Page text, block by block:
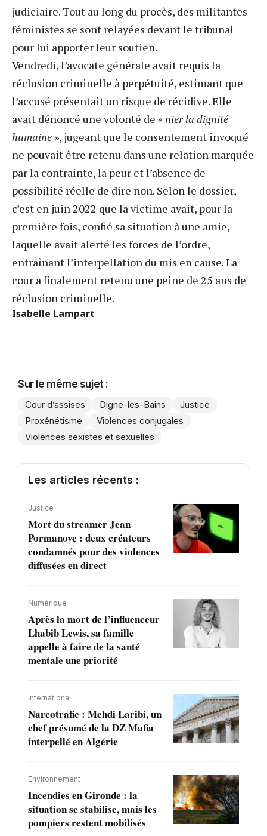
judiciaire. Tout au long du procès, des militantes
féministes se sont relayées devant le tribunal
pour lui apporter leur soutien.
Vendredi, l’avocate générale avait requis la
réclusion criminelle à perpétuité, estimant que
l’accusé présentait un risque de récidive. Elle
avait dénoncé une volonté de «nier la dignité
humaine », jugeant que le consentement invoqué
ne pouvait être retenu dans une relation marquée
par la contrainte, la peur et l’absence de
possibilité réelle de dire non. Selon le dossier,
c’est en juin 2022 que la victime avait, pour la
première fois, confié sa situation à une amie,
laquelle avait alerté les forces de l’ordre,
entraînant l’interpellation du mis en cause. La
cour a finalement retenu une peine de 25 ans de
réclusion criminelle.
Isabelle Lampart
Sur le même sujet :
Cour d’assises Digne-les-Bains
Justice
Proxénétisme
Violences conjugales
Violences sexistes et sexuelles
Les articles récents :
Justice
Mort du streamer Jean
Pormanove : deux créateurs
condamnés pour des violences
diffusées en direct
Numérique
Après la mort de l’influenceur
Lhabib Lewis, sa famille
appelle à faire de la santé
mentale une priorité
International
Narcotrafic : Mehdi Laribi, un
chef présumé de la DZ Mafia
interpellé en Algérie
Environnement
Incendies en Gironde : la
situation se stabilise, mais les
pompiers restent mobilisés